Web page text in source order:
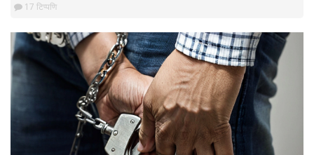
17 टिप्पणि